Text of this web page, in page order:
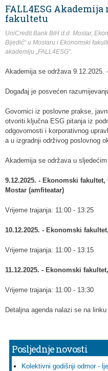
FALL4ESG
fakultetu
UniCredit Bank BiH d.d. Mostar,
Bijedić“ u Mostaru i Ekonomski
akademiju „FALL4ESG“.
Akademija se održava 9.12.2025.
Događaj je posvećen
Govornici iz poslovne prakse,
otvoriti ključna ESG pitanja iz
odgovornosti i korporativnog
a u izgradnji održivog poslovnog
Akademija se održava u
9.12.2025. - Ekonomski
Mostar (amfiteatar)
Vrijeme trajanja: 11:00 - 13:25
10.12.2025. - Ekonomski
Vrijeme trajanja: 11:00 - 13:15
11.12.2025. - Ekonomski
Vrijeme trajanja: 11:00 - 13:30
Detaljna agenda nalazi se na linku
Posljednje novosti
Kolektivni godišnji odmor -